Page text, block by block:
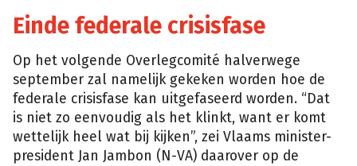
Einde federale crisisfase
Op het volgende Overlegcomité halverwege
september zal namelijk gekeken worden hoe de
federale crisisfase kan uitgefaseerd worden. “Dat
is niet zo eenvoudig als het klinkt, want er komt
wettelijk heel wat bij kijken”, zei Vlaams minister-
president Jan Jambon (N-VA) daarover op de